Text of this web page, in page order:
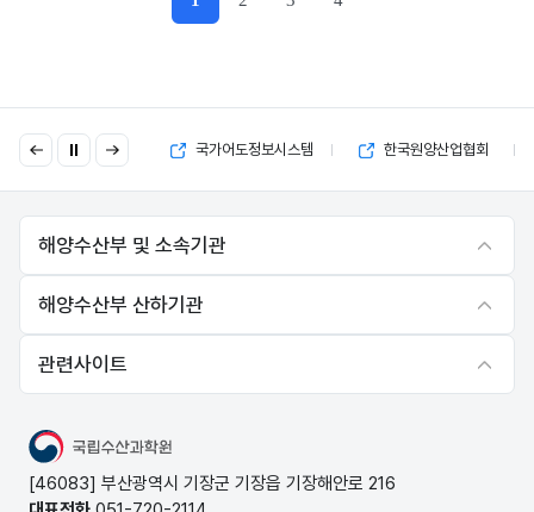
현재페이지
이
다
국고보조금 부정수급 제보 국가어도정보시스템 한국원양산업협회
해양수산부 및 소속기관
해양수산부 산하기관
관련사이트
국립수산과학원
[46083] 부산광역시 기장군 기장읍 기장해안로 216